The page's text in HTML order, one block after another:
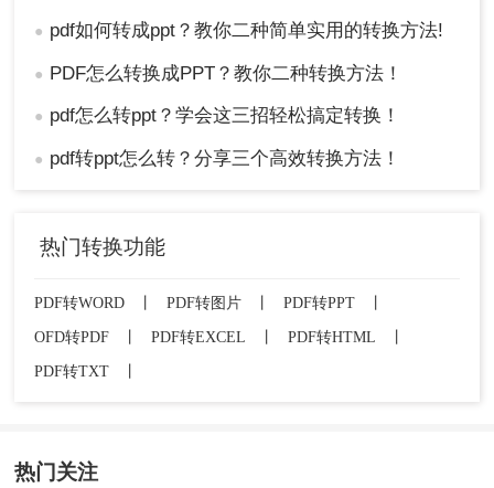
● pdf如何转成ppt？教你二种简单实用的转换方法!
● PDF怎么转换成PPT？教你二种转换方法！
● pdf怎么转ppt？学会这三招轻松搞定转换！
● pdf转ppt怎么转？分享三个高效转换方法！
热门转换功能
PDF转WORD PDF转图片 PDF转PPT
OFD转PDF
PDF转EXCEL PDF转HTML
PDF转TXT
热门关注